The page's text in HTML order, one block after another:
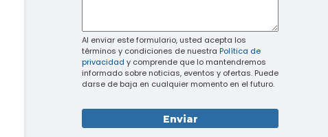
Al enviar este formulario, usted acepta los
términos y condiciones de nuestra Política de
privacidad y comprende que lo mantendremos
informado sobre noticias, eventos y ofertas. Puede
darse de baja en cualquier momento en el futuro.